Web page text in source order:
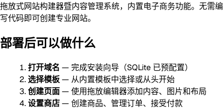
拖放式网站构建器暨内容管理系统，内置电子商务功能。无需编
写代码即可创建专业网站。
部署后可以做什么
打开域名 — 完成安装向导（SQLite 已预配置）
选择模板— 从内置模板中选择或从头开始
创建页面— 使用拖放编辑器添加内容、图片和布局
设置商店— 创建商品、管理订单、接受付款